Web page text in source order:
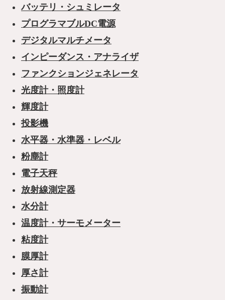
バッテリ・シュミレータ
プログラマブルDC電源
デジタルマルチメータ
インピーダンス・アナライザ
ファンクションジェネレータ
光度計・照度計
輝度計
投影機
水平器・水準器・レベル
粉塵計
電子天秤
放射線測定器
水分計
温度計・サーモメーター
粘度計
膜厚計
厚さ計
振動計